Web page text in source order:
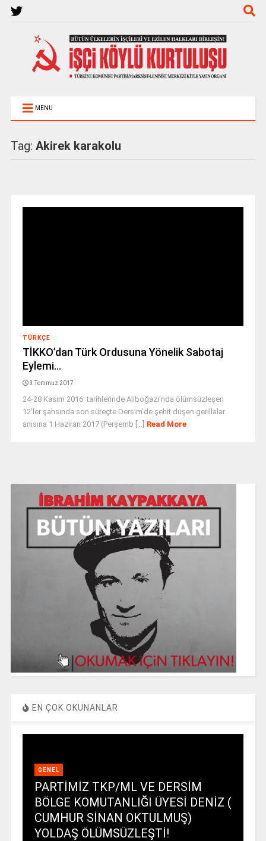
MENU
Tag: Akirek karakolu
TÜRKÇE
TİKKO’dan Türk Ordusuna Yönelik Sabotaj
Eylemi…
3 Temmuz 2017
24-28 Kasım 2016 tarihlerinde Aliboğazı’nda ölümsüzleşen
12’ler şahsında son süreçte Dersim’de şehit düşen gerillalar
anısına 1 Haziran 2017 (Perşemb [...] Read More
EN ÇOK OKUNANLAR
GENEL
PARTİMİZ TKP/ML VE DERSİM
BÖLGE KOMUTANLIĞI ÜYESİ DENİZ (
CUMHUR SİNAN OKTULMUŞ)
YOLDAŞ ÖLÜMSÜZLEŞTİ!